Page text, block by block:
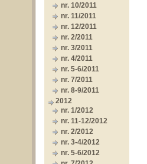
nr. 10/2011
nr. 11/2011
nr. 12/2011
nr. 2/2011
nr. 3/2011
nr. 4/2011
nr. 5-6/2011
nr. 7/2011
nr. 8-9/2011
2012
nr. 1/2012
nr. 11-12/2012
nr. 2/2012
nr. 3-4/2012
nr. 5-6/2012